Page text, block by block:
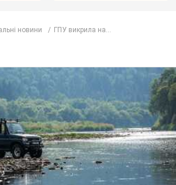
полігони: як
вирішують за кордоном
приклад із країн Європи
т.
аномальної